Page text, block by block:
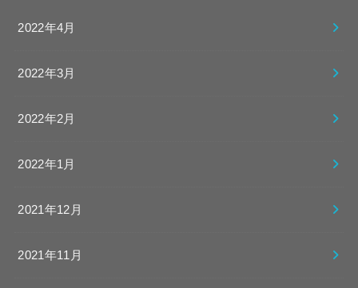
2022年4月
2022年3月
2022年2月
2022年1月
2021年12月
2021年11月